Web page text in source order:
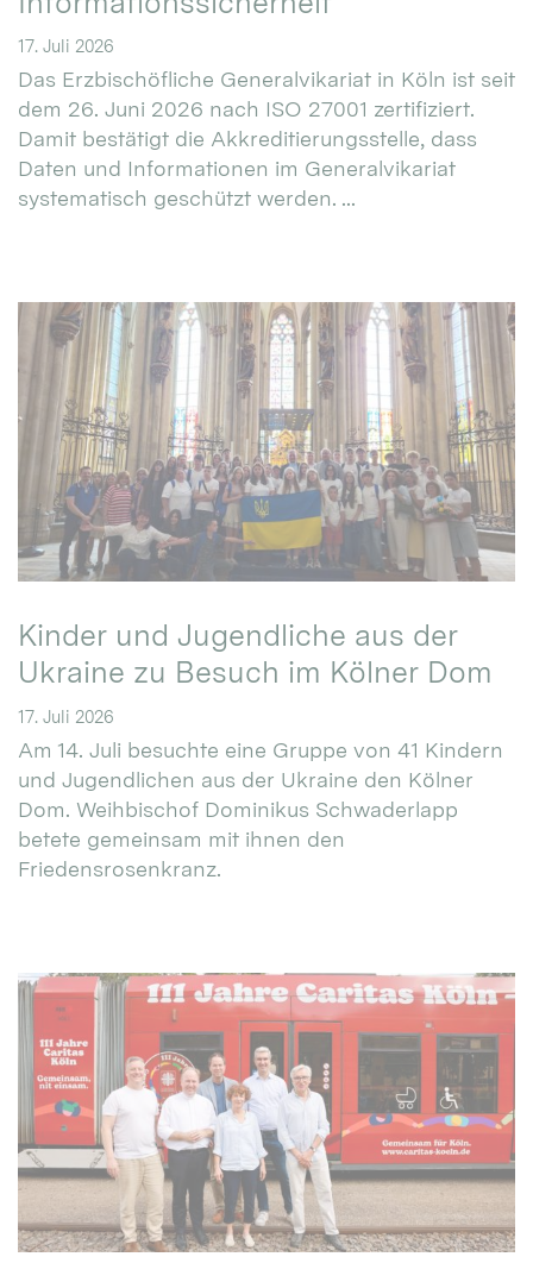
17. Juli 2026
Das Erzbischöfliche Generalvikariat in Köln ist seit
dem 26. Juni 2026 nach ISO 27001 zertifiziert.
Damit bestätigt die Akkreditierungsstelle, dass
Daten und Informationen im Generalvikariat
systematisch geschützt werden. ...
Kinder und Jugendliche aus der
Ukraine zu Besuch im Kölner Dom
17. Juli 2026
Am 14. Juli besuchte eine Gruppe von 41 Kindern
und Jugendlichen aus der Ukraine den Kölner
Dom. Weihbischof Dominikus Schwaderlapp
betete gemeinsam mit ihnen den
Friedensrosenkranz.